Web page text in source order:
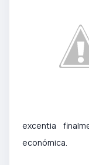
excentia
económica.